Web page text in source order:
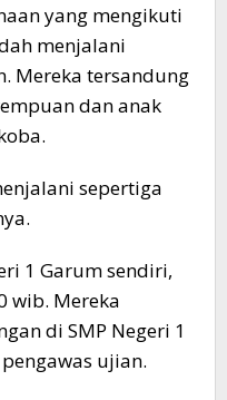
yang mengikuti
menjalani
Mereka tersandung
dan anak
sepertiga
1 Garum sendiri,
wib. Mereka
di SMP Negeri 1
ujian.